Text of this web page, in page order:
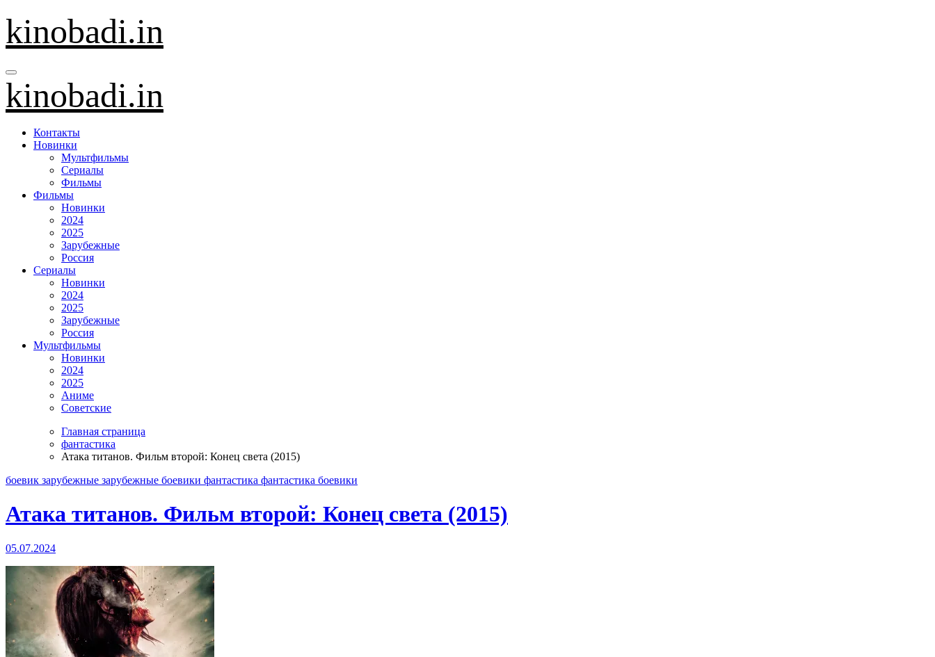
Перейти
содержанию
kinobadi.in
kinobadi.in
Контакты
Новинки
Мультфильмы
Сериалы
Фильмы
Фильмы
Новинки
2024
2025
Зарубежные
Россия
Сериалы
Новинки
2024
2025
Зарубежные
Россия
Мультфильмы
Новинки
2024
2025
Аниме
Советские
Главная страница
фантастика
Атака титанов. Фильм второй: Конец света (2015)
боевик зарубежные зарубежные боевики фантастика фантастика боевики
Атака титанов. Фильм второй: Конец света (2015)
05.07.2024